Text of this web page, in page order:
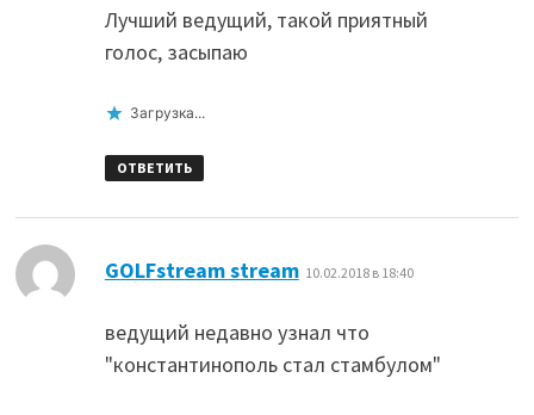
Лучший ведущий, такой приятный
голос, засыпаю
Загрузка...
ОТВЕТИТЬ
GOLFstream stream: 10.02.2018 в 18:40
ведущий недавно узнал что
"константинополь стал стамбулом"